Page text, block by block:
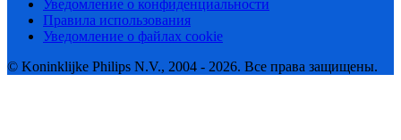
Уведомление о конфиденциальности
Правила использования
Уведомление о файлах cookie
© Koninklijke Philips N.V., 2004 - 2026. Все права защищены.